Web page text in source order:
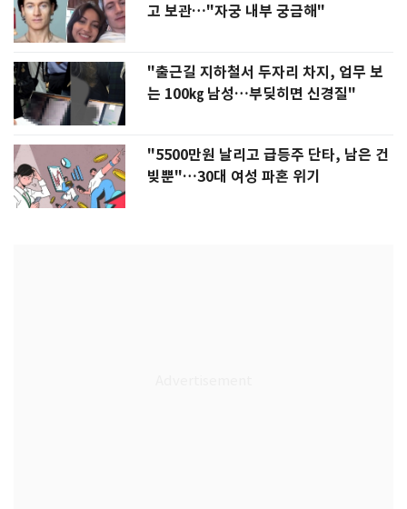
고 보관…"자궁 내부 궁금해"
"출근길 지하철서 두자리 차지, 업무 보
는 100㎏ 남성…부딪히면 신경질"
"5500만원 날리고 급등주 단타, 남은 건
빚뿐"…30대 여성 파혼 위기